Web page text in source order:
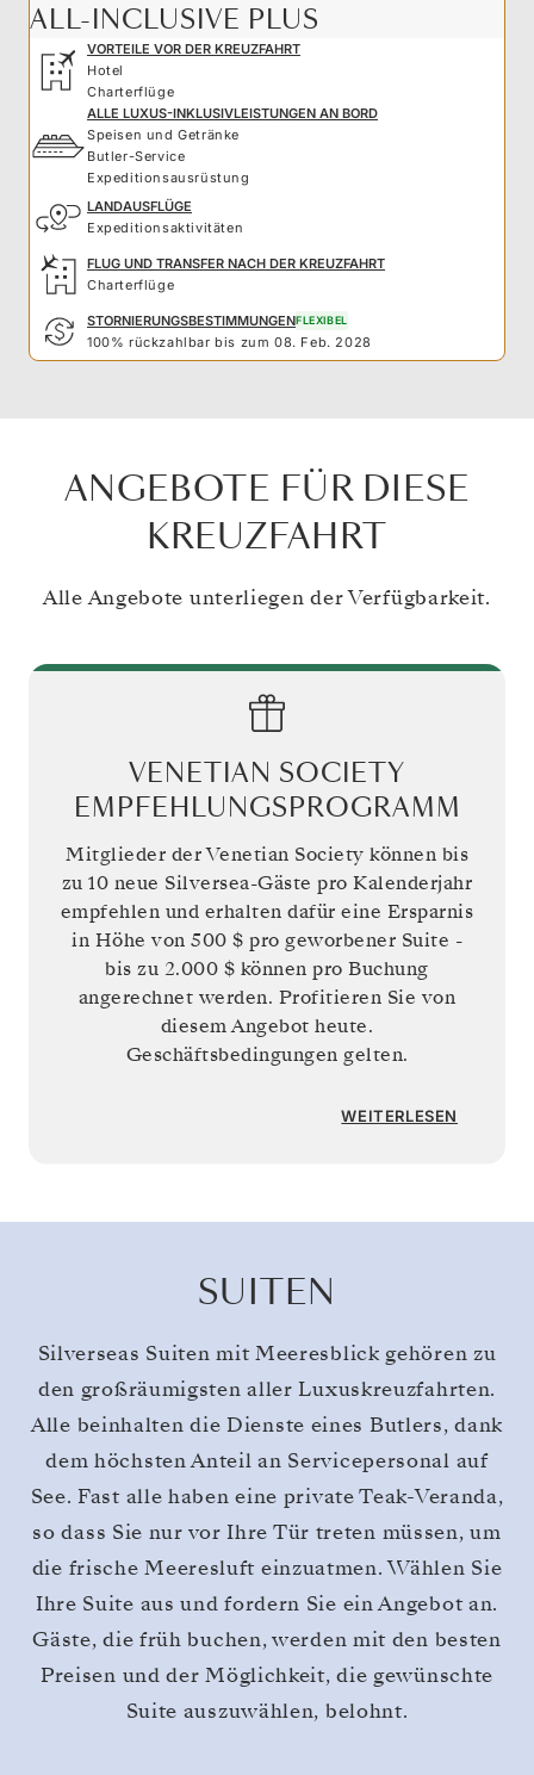
ALL-INCLUSIVE PLUS
VORTEILE VOR DER KREUZFAHRT
Hotel
Charterflüge
ALLE LUXUS-INKLUSIVLEISTUNGEN AN BORD
Speisen und Getränke
Butler-Service
Expeditionsausrüstung
LANDAUSFLÜGE
Expeditionsaktivitäten
FLUG UND TRANSFER NACH DER KREUZFAHRT
Charterflüge
STORNIERUNGSBESTIMMUNGENFLEXIBEL
100% rückzahlbar bis zum 08. Feb. 2028
ANGEBOTE FÜR DIESE
KREUZFAHRT
Alle Angebote unterliegen der Verfügbarkeit.
VENETIAN SOCIETY
EMPFEHLUNGSPROGRAMM
Mitglieder der Venetian Society können bis
zu 10 neue Silversea-Gäste pro Kalenderjahr
empfehlen und erhalten dafür eine Ersparnis
in Höhe von 500 $ pro geworbener Suite -
bis zu 2.000 $ können pro Buchung
angerechnet werden. Profitieren Sie von
diesem Angebot heute.
Geschäftsbedingungen gelten.
WEITERLESEN
SUITEN
Silverseas Suiten mit Meeresblick gehören zu
den großräumigsten aller Luxuskreuzfahrten.
Alle beinhalten die Dienste eines Butlers, dank
dem höchsten Anteil an Servicepersonal auf
See. Fast alle haben eine private Teak-Veranda,
so dass Sie nur vor Ihre Tür treten müssen, um
die frische Meeresluft einzuatmen. Wählen Sie
Ihre Suite aus und fordern Sie ein Angebot an.
Gäste, die früh buchen, werden mit den besten
Preisen und der Möglichkeit, die gewünschte
Suite auszuwählen, belohnt.